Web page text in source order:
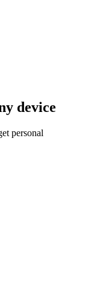
device
personal